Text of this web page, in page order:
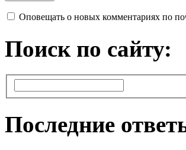
Оповещать о новых комментариях по
Поиск по сайту:
Последние